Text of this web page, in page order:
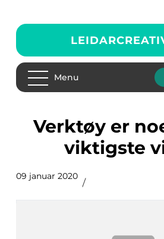
Menu
Verktøy er noe av det
viktigste
09 januar 2020